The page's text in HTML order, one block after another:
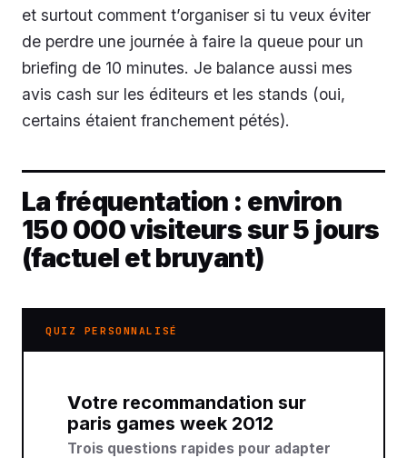
et surtout comment t’organiser si tu veux éviter
de perdre une journée à faire la queue pour un
briefing de 10 minutes. Je balance aussi mes
avis cash sur les éditeurs et les stands (oui,
certains étaient franchement pétés).
La fréquentation : environ
150 000 visiteurs sur 5 jours
(factuel et bruyant)
QUIZ PERSONNALISÉ
Votre recommandation sur
paris games week 2012
Trois questions rapides pour adapter